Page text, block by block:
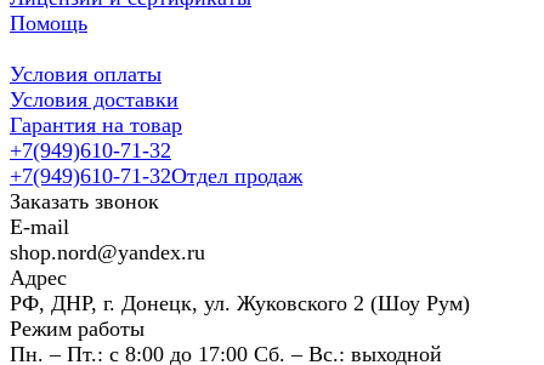
Помощь
Условия оплаты
Условия доставки
Гарантия на товар
+7(949)610-71-32
+7(949)610-71-32Отдел продаж
Заказать звонок
E-mail
shop.nord@yandex.ru
Адрес
РФ, ДНР, г. Донецк, ул. Жуковского 2 (Шоу Рум)
Режим работы
Пн. – Пт.: с 8:00 до 17:00 Сб. – Вс.: выходной